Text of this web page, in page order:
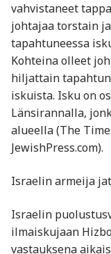
vahvistaneet
johtajaa torstain
tapahtuneessa
Kohteina olleet
hiljattain
iskuista. Isku on
Länsirannalla,
alueella​ (The
JewishPress.com).
Israelin armeija
Israelin
ilmaiskujaan
vastauksena